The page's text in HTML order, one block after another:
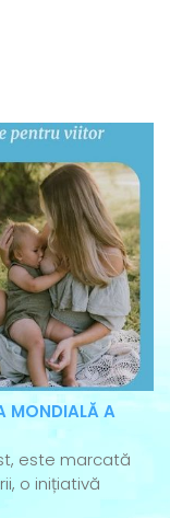
MONDIALĂ A
este marcată
o inițiativă